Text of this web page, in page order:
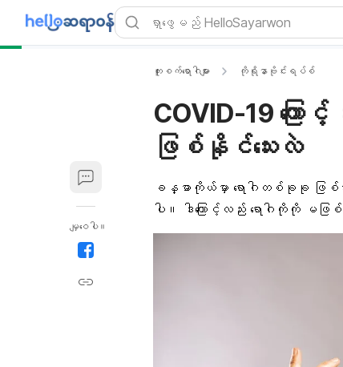
မျှဝေပါ။
ကူးစက်ရောဂါများ ကိုရိုနာဗိုင်းရပ်စ်
COVID-19 ကြ
ဖြစ်နိုင်သေးလဲ
ခန္ဓာကိုယ် မှာ ရောဂါတစ်ခုခု ဖြစ်
ပါ။ ဒါ​ကြောင့်လည်း ရောဂါကိုကို မဖ